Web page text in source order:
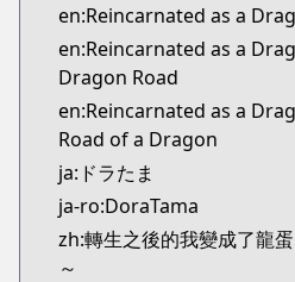
en:Reincarnated as a
en:Reincarnated as a
Dragon Road
en:Reincarnated as a
Road of a Dragon
ja:ドラたま
ja-ro:DoraTama
zh:轉生之後的我變成了龍
～